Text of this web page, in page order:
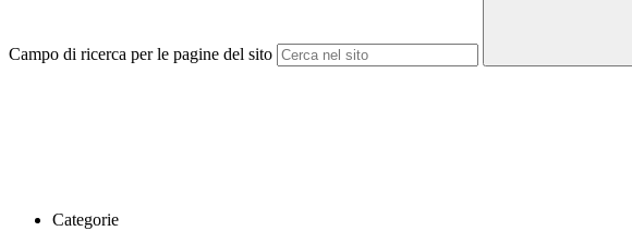
Campo di ricerca per le pagine del sito
Categorie